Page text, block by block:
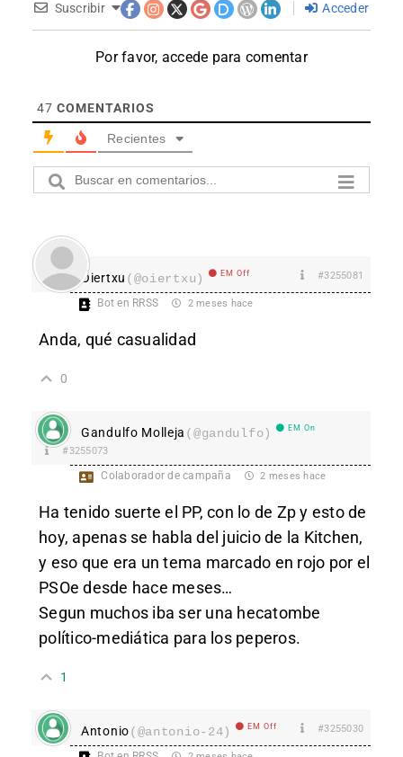
Suscribir Acceder
Por favor, accede para comentar
47 COMENTARIOS
Recientes
Oiertxu (@oiertxu) EM Off #3255081
Bot en RRSS 2 meses hace
Anda, qué casualidad
0
Gandulfo Molleja (@gandulfo) EM On
#3255073
Colaborador de campaña 2 meses hace
Ha tenido suerte el PP, con lo de Zp y esto de
hoy, apenas se habla del juicio de la Kitchen,
y eso que era un tema marcado en rojo por el
PSOe desde hace meses…
Segun muchos iba ser una hecatombe
político-mediática para los peperos.
1
Antonio(@antonio-24) EM Off #3255030